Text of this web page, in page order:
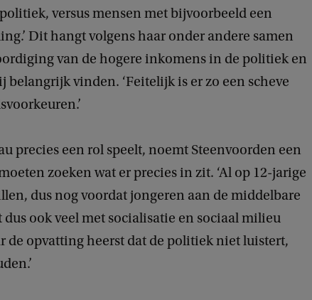
versus mensen met bijvoorbeeld een
Dit hangt volgens haar onder andere samen
van de hogere inkomens in de politiek en
belangrijk vinden. ‘Feitelijk is er zo een scheve
precies een rol speelt, noemt Steenvoorden een
zoeken wat er precies in zit. ‘Al op 12-jarige
dus nog voordat jongeren aan de middelbare
ook veel met socialisatie en sociaal milieu
de opvatting heerst dat de politiek niet luistert,